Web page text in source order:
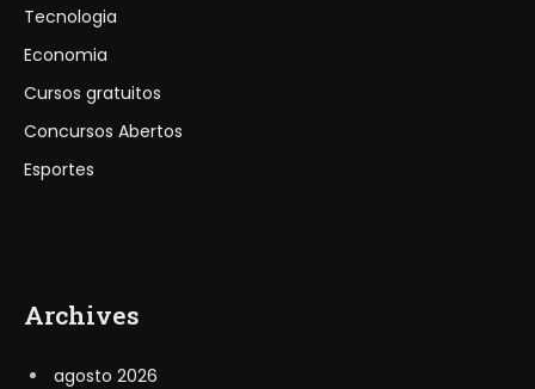
Tecnologia
Economia
Cursos gratuitos
Concursos Abertos
Esportes
Archives
agosto 2026